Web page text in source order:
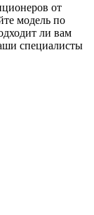
от
модель по
ли вам
специалисты